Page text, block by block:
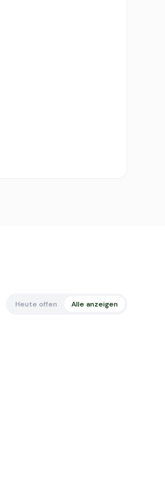
Heute offen Alle anzeigen